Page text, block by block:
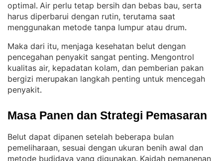
optimal. Air perlu tetap bersih dan bebas bau, serta
harus diperbarui dengan rutin, terutama saat
menggunakan metode tanpa lumpur atau drum.
Maka dari itu, menjaga kesehatan belut dengan
pencegahan penyakit sangat penting. Mengontrol
kualitas air, kepadatan kolam, dan pemberian pakan
bergizi merupakan langkah penting untuk mencegah
penyakit.
Masa Panen dan Strategi Pemasaran
Belut dapat dipanen setelah beberapa bulan
pemeliharaan, sesuai dengan ukuran benih awal dan
metode budidaya yang digunakan. Kaidah pemanenan